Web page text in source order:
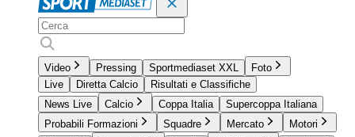
Video Pressing Sportmediaset XXL
Foto
Live
Diretta Calcio
Risultati e Classifiche
News Live
Calcio Coppa Italia
Supercoppa Italiana
Probabili Formazioni
Squadre Mercato
Motori